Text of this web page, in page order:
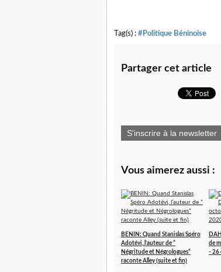
Tag(s) : #Politique Béninoise
Partager cet article
S'inscrire à la newsletter
Vous aimerez aussi :
BENIN: Quand Stanislas Spéro
Adotévi, l’auteur de ”
Négritude et Négrologues”
raconte Alley (suite et fin)
de
- 26